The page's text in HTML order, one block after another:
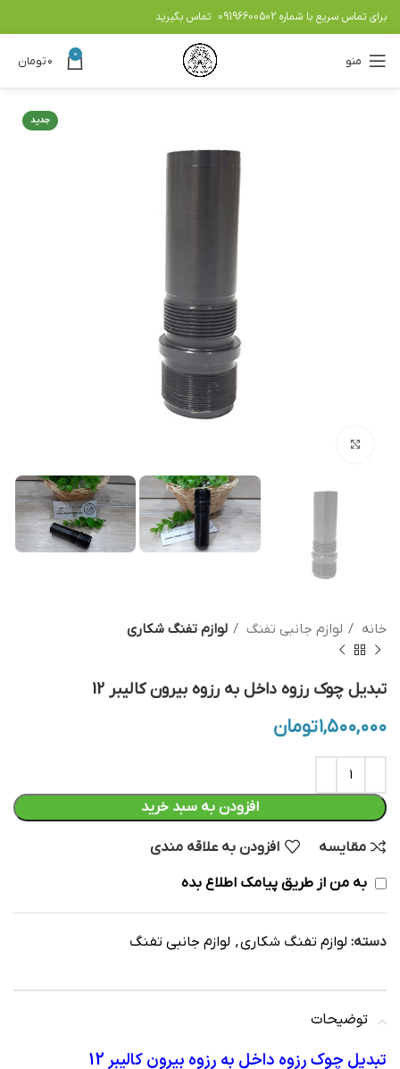
برای تماس سریع با شماره 09196600502 تماس بگیرید
منو 0 ۰تومان
جدید
خانه لوازم جانبی تفنگ لوازم تفنگ شکاری
تبدیل چوک رزوه داخل به رزوه بیرون کالیبر 12
۱,۵۰۰,۰۰۰تومان
افزودن به سبد خرید
مقایسه افزودن به علاقه مندی
به من از طریق پیامک اطلاع بده
دسته: لوازم تفنگ شکاری, لوازم جانبی تفنگ
توضیحات
تبدیل چوک رزوه داخل به رزوه بیرون کالیبر 12